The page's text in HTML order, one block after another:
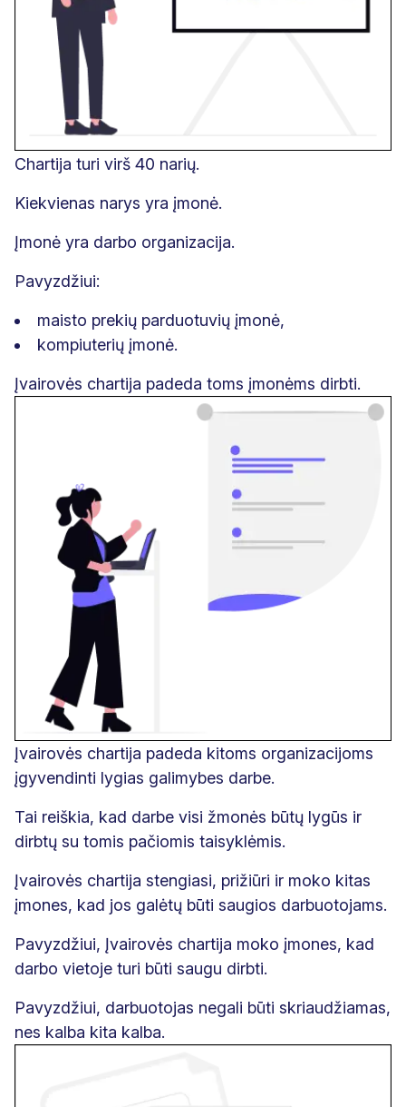
Chartija turi virš 40 narių.
Kiekvienas narys yra įmonė.
Įmonė yra darbo organizacija.
Pavyzdžiui:
maisto prekių parduotuvių įmonė,
kompiuterių įmonė.
Įvairovės chartija padeda toms įmonėms dirbti.
Įvairovės chartija padeda kitoms organizacijoms
įgyvendinti lygias galimybes darbe.
Tai reiškia, kad darbe visi žmonės būtų lygūs ir
dirbtų su tomis pačiomis taisyklėmis.
Įvairovės chartija stengiasi, prižiūri ir moko kitas
įmones, kad jos galėtų būti saugios darbuotojams.
Pavyzdžiui, Įvairovės chartija moko įmones, kad
darbo vietoje turi būti saugu dirbti.
Pavyzdžiui, darbuotojas negali būti skriaudžiamas,
nes kalba kita kalba.